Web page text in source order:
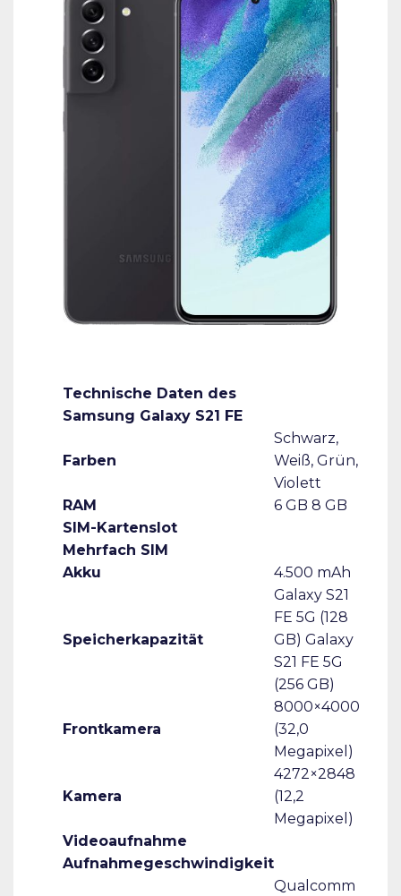
Technische Daten des
Samsung Galaxy S21 FE
Farben
Schwarz,
Weiß, Grün,
Violett
RAM
6 GB 8 GB
SIM-Kartenslot
Mehrfach SIM
Akku
4.500 mAh
Speicherkapazität
Galaxy S21
FE 5G (128
GB) Galaxy
S21 FE 5G
(256 GB)
Frontkamera
8000×4000
(32,0
Megapixel)
Kamera
4272×2848
(12,2
Megapixel)
Videoaufnahme
Aufnahmegeschwindigkeit
Qualcomm